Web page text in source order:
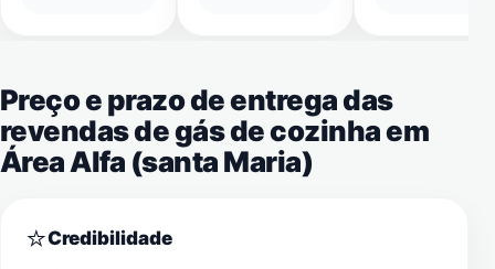
Preço e prazo de entrega das
revendas de gás de cozinha em
Área Alfa (santa Maria)
⭐Credibilidade